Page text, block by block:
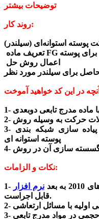
توضیحات بیشتر
روند کار:
استوانه‌ای (سیلندر)
تعریف ماده FG برای پوسته
اعمال روش حل
برای سیلندر مورد نظر
با ماده مدرج تابعی دوبعدی
3- نحوه پیاده سازی شبکه بندی Chebyshev-Gauss-Lobatto بر
نکات و الزامات:
بعد
قابل اجراست.
اولیه با مسائل ارتعاشی